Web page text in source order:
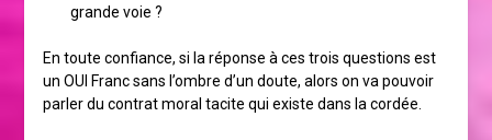
grande voie ?
En toute confiance, si la réponse à ces trois questions est
un OUI Franc sans l’ombre d’un doute, alors on va pouvoir
parler du contrat moral tacite qui existe dans la cordée.